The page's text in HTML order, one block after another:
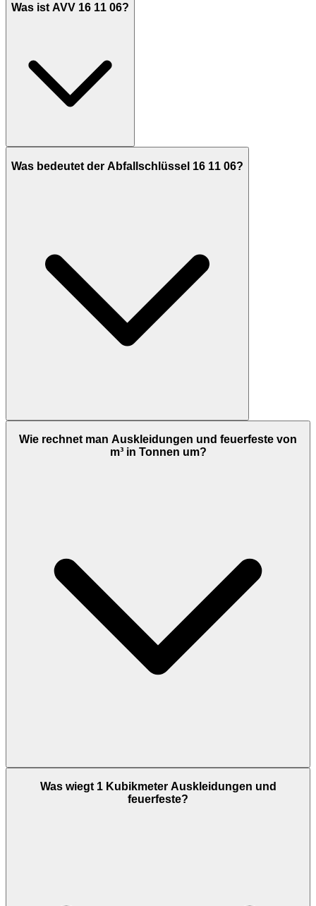
Was ist AVV 16 11 06?
Was bedeutet der Abfallschlüssel 16 11 06?
Wie rechnet man Auskleidungen und feuerfeste von
m³ in Tonnen um?
Was wiegt 1 Kubikmeter Auskleidungen und
feuerfeste?